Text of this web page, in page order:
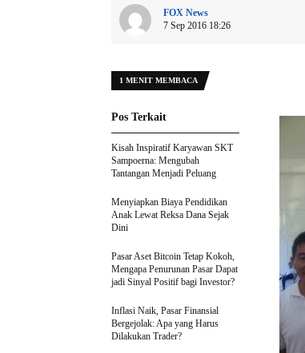
FOX News
7 Sep 2016 18:26
1 MENIT MEMBACA
Pos Terkait
Kisah Inspiratif Karyawan SKT
Sampoerna: Mengubah
Tantangan Menjadi Peluang
Menyiapkan Biaya Pendidikan
Anak Lewat Reksa Dana Sejak
Dini
Pasar Aset Bitcoin Tetap Kokoh,
Mengapa Penurunan Pasar Dapat
jadi Sinyal Positif bagi Investor?
Inflasi Naik, Pasar Finansial
Bergejolak: Apa yang Harus
Dilakukan Trader?